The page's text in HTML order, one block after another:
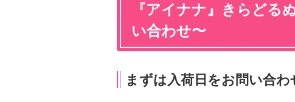
『アイナナ』きらどる
い合わせ〜
まずは入荷日をお問い合わ